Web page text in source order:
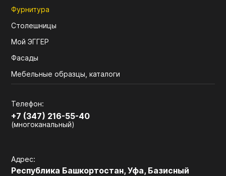
Фурнитура
Столешницы
Мой ЭГГЕР
Фасады
Мебельные образцы, каталоги
Телефон:
+7 (347) 216-55-40
(многоканальный)
Адрес:
Республика Башкортостан, Уфа, Базисный